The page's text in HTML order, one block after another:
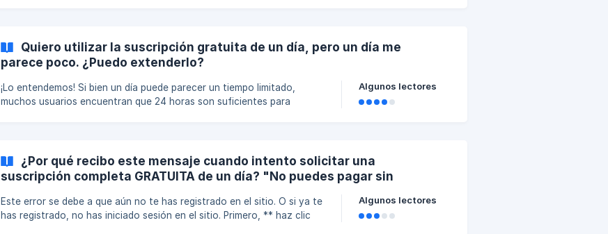
es una solución temporal que lo mantiene dependiente. 👎 | **En
contraste, nuestro objetivo es "enseñarle a pescar" proporcionando
Quiero utilizar la suscripción gratuita de un día, pero un día me
parece poco. ¿Puedo extenderlo?
¡Lo entendemos! Si bien un día puede parecer un tiempo limitado,
muchos usuarios encuentran que 24 horas son suficientes para
en unas pocas horas, lo que demuestra su eficacia como una
herramienta confiable para los traders. Si desea más tiempo después
de la prueba gratuita: Pón
Algunos lectores
¿Por qué recibo este mensaje cuando intento solicitar una
suscripción completa GRATUITA de un día? "No puedes pagar sin
Este error se debe a que aún no te has registrado en el sitio. O si ya te
has registrado, no has iniciado sesión en el sitio. Primero, ** haz clic
Algunos lectores